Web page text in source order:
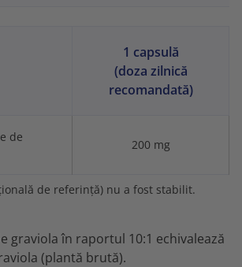
1 capsulă
(doza zilnică
recomandată)
de
200 mg
de referință) nu a fost stabilit.
graviola în raportul 10:1 echivalează
(plantă brută).